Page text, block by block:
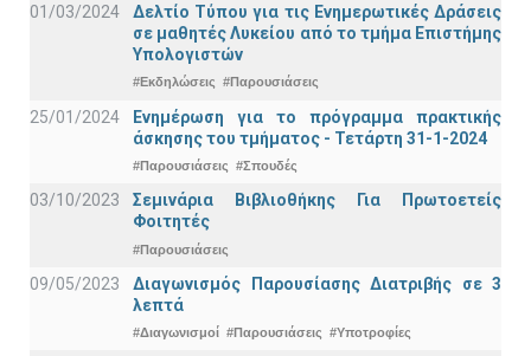
01/03/2024
Δελτίο Τύπου για τις Ενημερωτικές Δράσεις
σε μαθητές Λυκείου από το τμήμα Επιστήμης
Υπολογιστών
#Εκδηλώσεις #Παρουσιάσεις
25/01/2024
Ενημέρωση για το πρόγραμμα πρακτικής
άσκησης του τμήματος - Τετάρτη 31-1-2024
#Παρουσιάσεις #Σπουδές
03/10/2023
Σεμινάρια Βιβλιοθήκης Για Πρωτοετείς
Φοιτητές
#Παρουσιάσεις
09/05/2023
Διαγωνισμός Παρουσίασης Διατριβής σε 3
λεπτά
#Διαγωνισμοί #Παρουσιάσεις #Υποτροφίες